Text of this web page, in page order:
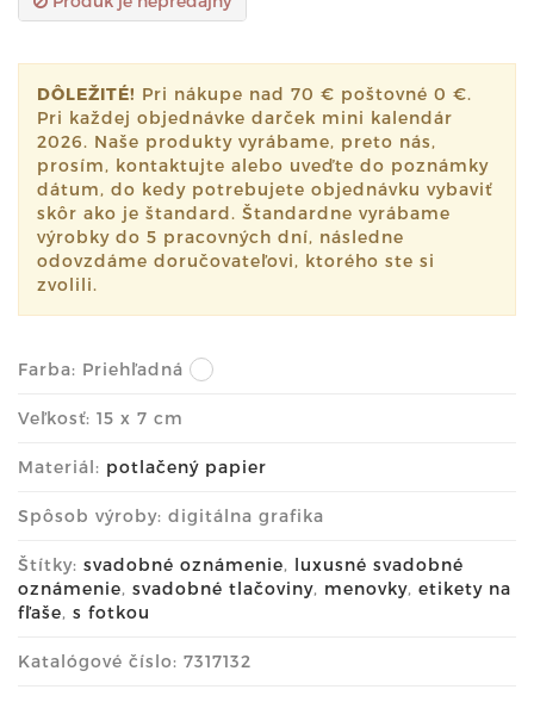
DÔLEŽITÉ! Pri nákupe nad 70 € poštovné 0 €.
Pri každej objednávke darček mini kalendár
2026. Naše produkty vyrábame, preto nás,
prosím, kontaktujte alebo uveďte do poznámky
dátum, do kedy potrebujete objednávku vybaviť
skôr ako je štandard. Štandardne vyrábame
výrobky do 5 pracovných dní, následne
odovzdáme doručovateľovi, ktorého ste si
zvolili.
Farba: Priehľadná
Veľkosť: 15 x 7 cm
Materiál: potlačený papier
Spôsob výroby: digitálna grafika
Štítky: svadobné oznámenie, luxusné svadobné
oznámenie, svadobné tlačoviny, menovky, etikety na
fľaše, s fotkou
Katalógové číslo: 7317132